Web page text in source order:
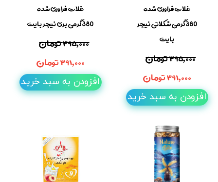
غلات فراوری شده
380گرمی شکلاتی نیچر
بایت
۳۹۵,۰۰۰ تومان
۳۹۱,۰۰۰ تومان
افزودن به سبد خرید
غلات فراوری شده
380گرمی بری نیچر بایت
۳۹۵,۰۰۰ تومان
۳۹۱,۰۰۰ تومان
افزودن به سبد خرید